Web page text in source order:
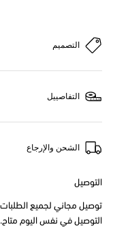
التصميم
التفاصييل
الشحن والإرجاع
التوصيل
توصيل مجاني لجميع
التوصيل في نفس اليوم متاح.